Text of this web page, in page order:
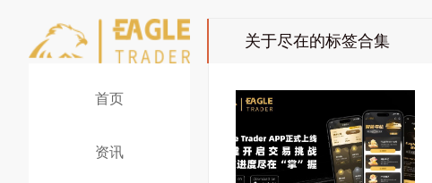
首页
资讯
关于尽在的标签合集